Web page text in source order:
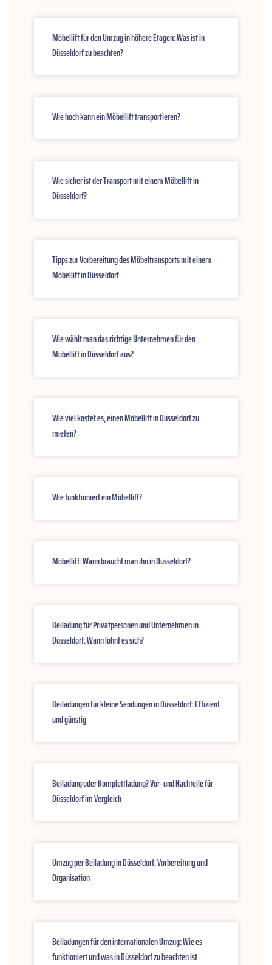
Möbellift für den Umzug in höhere Etagen: Was ist in
Düsseldorf zu beachten?
Wie hoch kann ein Möbellift transportieren?
Wie sicher ist der Transport mit einem Möbellift in
Düsseldorf?
Tipps zur Vorbereitung des Möbeltransports mit einem
Möbellift in Düsseldorf
Wie wählt man das richtige Unternehmen für den
Möbellift in Düsseldorf aus?
Wie viel kostet es, einen Möbellift in Düsseldorf zu
mieten?
Wie funktioniert ein Möbellift?
Möbellift: Wann braucht man ihn in Düsseldorf?
Beiladung für Privatpersonen und Unternehmen in
Düsseldorf: Wann lohnt es sich?
Beiladungen für kleine Sendungen in Düsseldorf: Effizient
und günstig
Beiladung oder Komplettladung? Vor- und Nachteile für
Düsseldorf im Vergleich
Umzug per Beiladung in Düsseldorf: Vorbereitung und
Organisation
Beiladungen für den internationalen Umzug: Wie es
funktioniert und was in Düsseldorf zu beachten ist